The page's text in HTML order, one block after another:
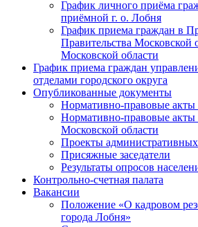
График личного приёма
приёмной г. о. Лобня
График приема граждан в
Правительства Московской
Московской области
График приема граждан
отделами городского округа
Опубликованные документы
Нормативно-правовые акты
Нормативно-правовые акты
Московской области
Проекты административных
Присяжные заседатели
Результаты опросов
Контрольно-счетная палата
Вакансии
Положение «О кадровом
города Лобня»